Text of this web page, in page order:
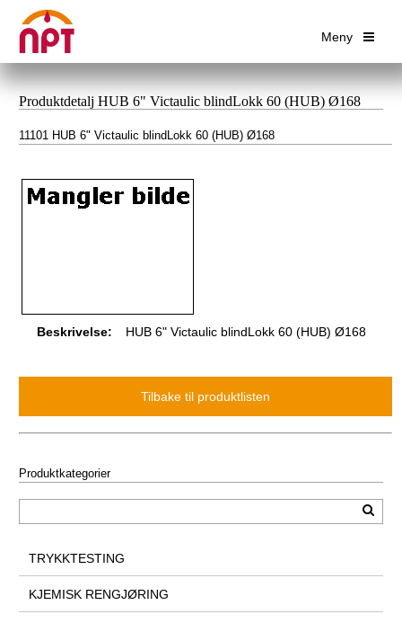
Meny
Produktdetalj HUB 6" Victaulic blindLokk 60 (HUB) Ø168
11101 HUB 6" Victaulic blindLokk 60 (HUB) Ø168
Beskrivelse: HUB 6" Victaulic blindLokk 60 (HUB) Ø168
Produktkategorier
TRYKKTESTING
KJEMISK RENGJØRING